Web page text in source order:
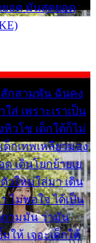
อด มันสุดยอด
สักสามพัน ฉันคง
ส่ เพราะเราเป็น
หิวโซ เด็กใต้ก็ไม่
กเทพเหลียวมอง
เดินโยกย้ายเย
วใหม่ใส่มา เดิน
ไม่พอใจ ได้เป็น
ถามมัน ว่ามัน
ให้ เจอะเด็กใต้